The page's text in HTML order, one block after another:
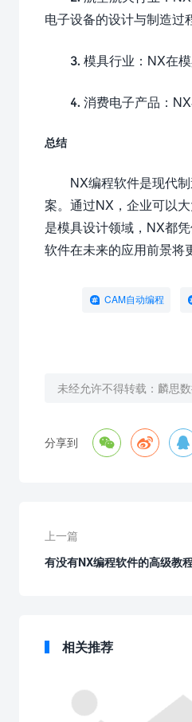
电子设备的设计与制造过
3. 模具行业：NX在
4. 消费电子产品：
总结
NX编程软件是现代
案。通过NX，企业可以
是模具设计领域，NX都
软件在未来的应用前景将
CAM自动编程
未经允许不得转载： 麟思
分享到   
上一篇
有没有NX编程软件的高级教
相关推荐